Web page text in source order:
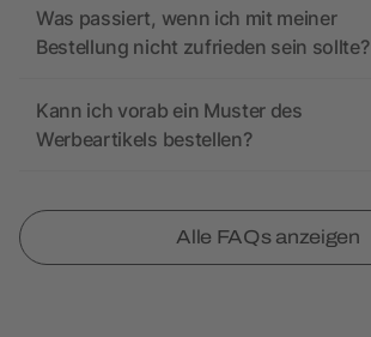
Was passiert, wenn ich mit meiner
Bestellung nicht zufrieden sein sollte?
Kann ich vorab ein Muster des
Werbeartikels bestellen?
Alle FAQs anzeigen